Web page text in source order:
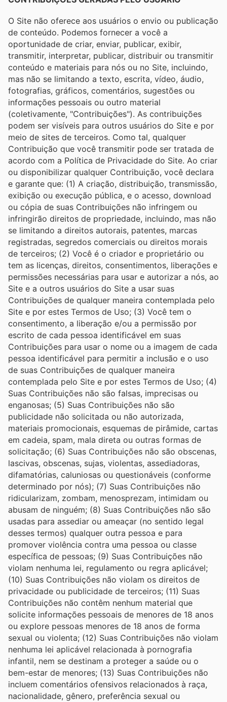
O Site não oferece aos usuários o envio ou publicação
de conteúdo. Podemos fornecer a você a
oportunidade de criar, enviar, publicar, exibir,
transmitir, interpretar, publicar, distribuir ou transmitir
conteúdo e materiais para nós ou no Site, incluindo,
mas não se limitando a texto, escrita, vídeo, áudio,
fotografias, gráficos, comentários, sugestões ou
informações pessoais ou outro material
(coletivamente, "Contribuições"). As contribuições
podem ser visíveis para outros usuários do Site e por
meio de sites de terceiros. Como tal, qualquer
Contribuição que você transmitir pode ser tratada de
acordo com a Política de Privacidade do Site. Ao criar
ou disponibilizar qualquer Contribuição, você declara
e garante que: (1) A criação, distribuição, transmissão,
exibição ou execução pública, e o acesso, download
ou cópia de suas Contribuições não infringem ou
infringirão direitos de propriedade, incluindo, mas não
se limitando a direitos autorais, patentes, marcas
registradas, segredos comerciais ou direitos morais
de terceiros; (2) Você é o criador e proprietário ou
tem as licenças, direitos, consentimentos, liberações e
permissões necessárias para usar e autorizar a nós, ao
Site e a outros usuários do Site a usar suas
Contribuições de qualquer maneira contemplada pelo
Site e por estes Termos de Uso; (3) Você tem o
consentimento, a liberação e/ou a permissão por
escrito de cada pessoa identificável em suas
Contribuições para usar o nome ou a imagem de cada
pessoa identificável para permitir a inclusão e o uso
de suas Contribuições de qualquer maneira
contemplada pelo Site e por estes Termos de Uso; (4)
Suas Contribuições não são falsas, imprecisas ou
enganosas; (5) Suas Contribuições não são
publicidade não solicitada ou não autorizada,
materiais promocionais, esquemas de pirâmide, cartas
em cadeia, spam, mala direta ou outras formas de
solicitação; (6) Suas Contribuições não são obscenas,
lascivas, obscenas, sujas, violentas, assediadoras,
difamatórias, caluniosas ou questionáveis ​​(conforme
determinado por nós); (7) Suas Contribuições não
ridicularizam, zombam, menosprezam, intimidam ou
abusam de ninguém; (8) Suas Contribuições não são
usadas para assediar ou ameaçar (no sentido legal
desses termos) qualquer outra pessoa e para
promover violência contra uma pessoa ou classe
específica de pessoas; (9) Suas Contribuições não
violam nenhuma lei, regulamento ou regra aplicável;
(10) Suas Contribuições não violam os direitos de
privacidade ou publicidade de terceiros; (11) Suas
Contribuições não contêm nenhum material que
solicite informações pessoais de menores de 18 anos
ou explore pessoas menores de 18 anos de forma
sexual ou violenta; (12) Suas Contribuições não violam
nenhuma lei aplicável relacionada à pornografia
infantil, nem se destinam a proteger a saúde ou o
bem-estar de menores; (13) Suas Contribuições não
incluem comentários ofensivos relacionados à raça,
nacionalidade, gênero, preferência sexual ou